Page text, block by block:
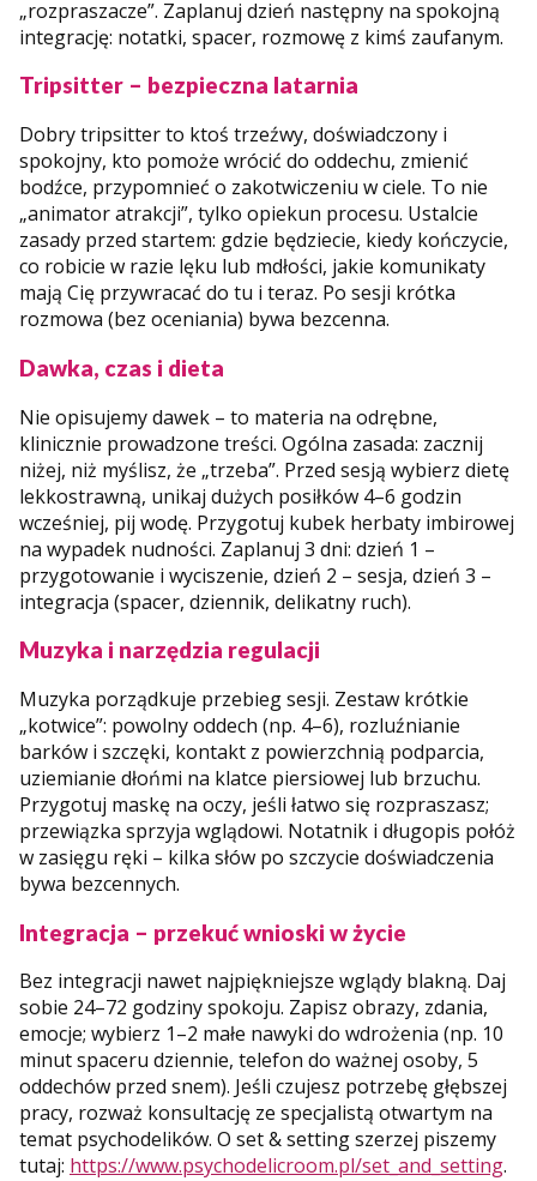
„rozpraszacze”. Zaplanuj dzień następny na spokojną
integrację: notatki, spacer, rozmowę z kimś zaufanym.
Tripsitter – bezpieczna latarnia
Dobry tripsitter to ktoś trzeźwy, doświadczony i
spokojny, kto pomoże wrócić do oddechu, zmienić
bodźce, przypomnieć o zakotwiczeniu w ciele. To nie
„animator atrakcji”, tylko opiekun procesu. Ustalcie
zasady przed startem: gdzie będziecie, kiedy kończycie,
co robicie w razie lęku lub mdłości, jakie komunikaty
mają Cię przywracać do tu i teraz. Po sesji krótka
rozmowa (bez oceniania) bywa bezcenna.
Dawka, czas i dieta
Nie opisujemy dawek – to materia na odrębne,
klinicznie prowadzone treści. Ogólna zasada: zacznij
niżej, niż myślisz, że „trzeba”. Przed sesją wybierz dietę
lekkostrawną, unikaj dużych posiłków 4–6 godzin
wcześniej, pij wodę. Przygotuj kubek herbaty imbirowej
na wypadek nudności. Zaplanuj 3 dni: dzień 1 –
przygotowanie i wyciszenie, dzień 2 – sesja, dzień 3 –
integracja (spacer, dziennik, delikatny ruch).
Muzyka i narzędzia regulacji
Muzyka porządkuje przebieg sesji. Zestaw krótkie
„kotwice”: powolny oddech (np. 4–6), rozluźnianie
barków i szczęki, kontakt z powierzchnią podparcia,
uziemianie dłońmi na klatce piersiowej lub brzuchu.
Przygotuj maskę na oczy, jeśli łatwo się rozpraszasz;
przewiązka sprzyja wglądowi. Notatnik i długopis połóż
w zasięgu ręki – kilka słów po szczycie doświadczenia
bywa bezcennych.
Integracja – przekuć wnioski w życie
Bez integracji nawet najpiękniejsze wglądy blakną. Daj
sobie 24–72 godziny spokoju. Zapisz obrazy, zdania,
emocje; wybierz 1–2 małe nawyki do wdrożenia (np. 10
minut spaceru dziennie, telefon do ważnej osoby, 5
oddechów przed snem). Jeśli czujesz potrzebę głębszej
pracy, rozważ konsultację ze specjalistą otwartym na
temat psychodelików. O set & setting szerzej piszemy
tutaj: https://www.psychodelicroom.pl/set_and_setting.